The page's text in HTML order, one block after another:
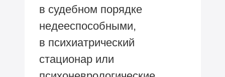
в судебном порядке
недееспособными,
в психиатрический
стационар или